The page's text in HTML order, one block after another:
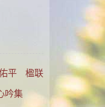
平
楹联
吟集